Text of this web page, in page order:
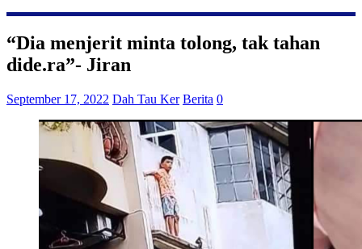
“Dia menjerit minta tolong, tak tahan
dide.ra”- Jiran
September 17, 2022 Dah Tau Ker Berita 0